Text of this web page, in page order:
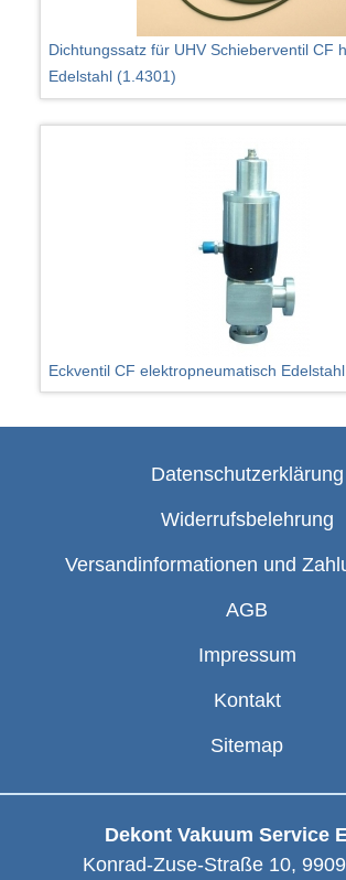
Dichtungssatz für UHV Schieberventil CF
Edelstahl (1.4301)
Eckventil CF elektropneumatisch
Datenschutzerklärung
Widerrufsbelehrung
Versandinformationen und
AGB
Impressum
Kontakt
Sitemap
Dekont Vakuum Service
Konrad-Zuse-Straße 10,